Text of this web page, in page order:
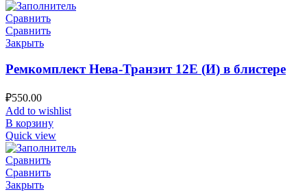
Сравнить
Сравнить
Закрыть
Ремкомплект Нева-Транзит 12Е (И) в блистере
₽550.00
Add to wishlist
В корзину
Quick view
Сравнить
Сравнить
Закрыть